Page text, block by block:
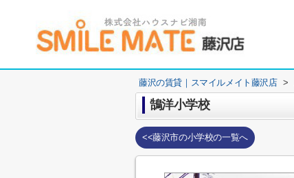
藤沢の賃貸｜スマイルメイト藤沢店 >
鵠洋小学校
<<藤沢市の小学校の一覧へ